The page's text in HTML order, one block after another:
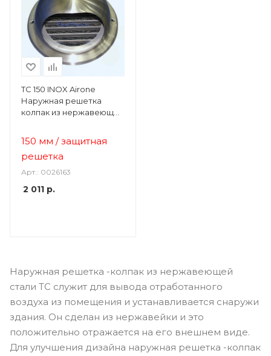
TC 150 INOX Airone
Наружная решетка
колпак из нержавеющей
150 мм / защитная
решетка
Арт.: 0026163
2 011 р.
Наружная решетка -колпак из нержавеющей
стали ТС служит для вывода отработанного
воздуха из помещения и устанавливается снаружи
здания. Он сделан из нержавейки и это
положительно отражается на его внешнем виде.
Для улучшения дизайна наружная решетка -колпак